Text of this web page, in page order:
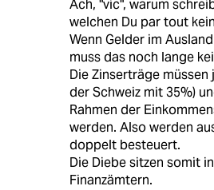
Ach, "vic", warum
welchen Du par tout
Wenn Gelder im
muss das noch lange
Die Zinserträge
der Schweiz mit 35%)
Rahmen der
werden. Also werden
doppelt besteuert.
Die Diebe sitzen somit
Finanzämtern.